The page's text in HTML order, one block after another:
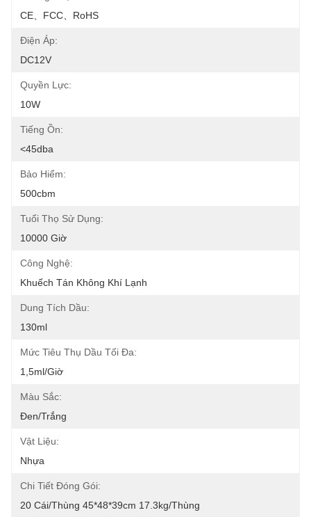
CE、FCC、RoHS
Điện Áp:
DC12V
Quyền Lực:
10W
Tiếng Ồn:
<45dba
Bảo Hiểm:
500cbm
Tuổi Thọ Sử Dụng:
10000 Giờ
Công Nghệ:
Khuếch Tán Không Khí Lạnh
Dung Tích Dầu:
130ml
Mức Tiêu Thụ Dầu Tối Đa:
1,5ml/giờ
Màu Sắc:
Đen/Trắng
Vật Liệu:
Nhựa
Chi Tiết Đóng Gói:
20 Cái/thùng 45*48*39cm 17.3kg/thùng